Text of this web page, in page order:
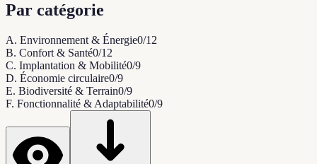
Par catégorie
A. Environnement & Énergie0/12
B. Confort & Santé0/12
C. Implantation & Mobilité0/9
D. Économie circulaire0/9
E. Biodiversité & Terrain0/9
F. Fonctionnalité & Adaptabilité0/9